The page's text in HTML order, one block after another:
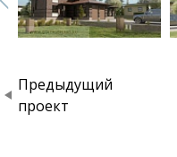
Предыдущий
проект